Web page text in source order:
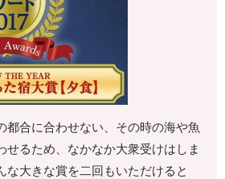
都合に合わせない、その時の海や魚
せるため、なかなか大衆受けはしま
な大きな賞を二回もいただけると